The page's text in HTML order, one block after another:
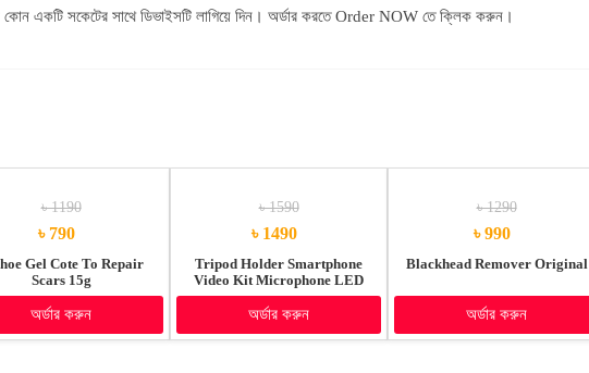
কোন একটি সকেটের সাথে ডিভাইসটি লাগিয়ে দিন। অর্ডার করতে Order NOW তে ক্লিক করুন।
৳ 790
৳ 1190
Gel Cote To Repair
Scars 15g
অর্ডার করুন
৳ 1490
৳ 1590
Tripod Holder Smartphone
Video Kit Microphone LED
Light
অর্ডার করুন
৳ 990
৳ 1290
Blackhead Remover Original
অর্ডার করুন